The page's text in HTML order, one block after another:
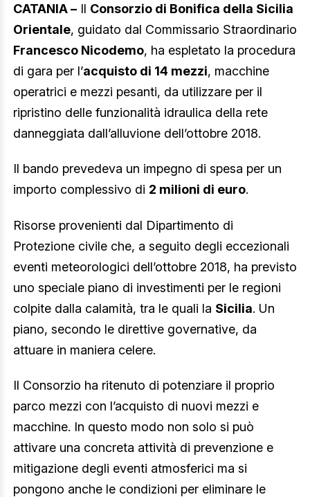
CATANIA – Il Consorzio di Bonifica della Sicilia
Orientale, guidato dal Commissario Straordinario
Francesco Nicodemo, ha espletato la procedura
di gara per l’acquisto di 14 mezzi, macchine
operatrici e mezzi pesanti, da utilizzare per il
ripristino delle funzionalità idraulica della rete
danneggiata dall’alluvione dell’ottobre 2018.
Il bando prevedeva un impegno di spesa per un
importo complessivo di 2 milioni di euro.
Risorse provenienti dal Dipartimento di
Protezione civile che, a seguito degli eccezionali
eventi meteorologici dell’ottobre 2018, ha previsto
uno speciale piano di investimenti per le regioni
colpite dalla calamità, tra le quali la Sicilia. Un
piano, secondo le direttive governative, da
attuare in maniera celere.
Il Consorzio ha ritenuto di potenziare il proprio
parco mezzi con l’acquisto di nuovi mezzi e
macchine. In questo modo non solo si può
attivare una concreta attività di prevenzione e
mitigazione degli eventi atmosferici ma si
pongono anche le condizioni per eliminare le